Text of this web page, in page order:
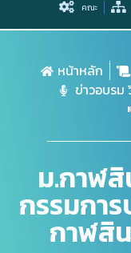
คณะ
หน้าหลัก
ข่าวอบรม
ม.กาฬ
กรรมกา
กาฬสิ